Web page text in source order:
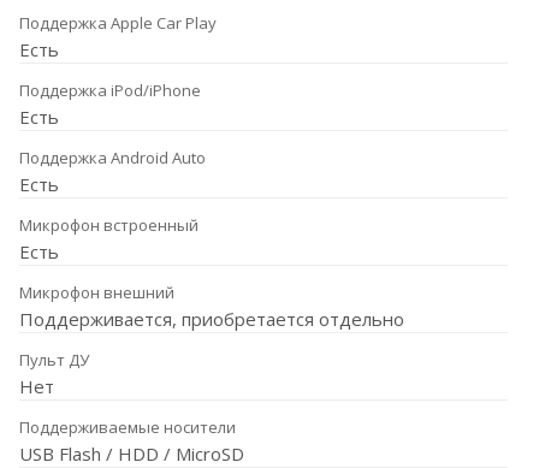
Поддержка Apple Car Play
Есть
Поддержка iPod/iPhone
Есть
Поддержка Android Auto
Есть
Микрофон встроенный
Есть
Микрофон внешний
Поддерживается, приобретается отдельно
Пульт ДУ
Нет
Поддерживаемые носители
USB Flash / HDD / MicroSD